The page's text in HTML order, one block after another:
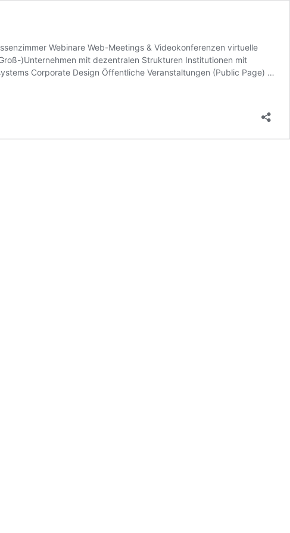
Webinare Web-Meetings & Videokonferenzen virtuelle
)Unternehmen mit dezentralen Strukturen Institutionen mit
Corporate Design Öffentliche Veranstaltungen (Public Page) …